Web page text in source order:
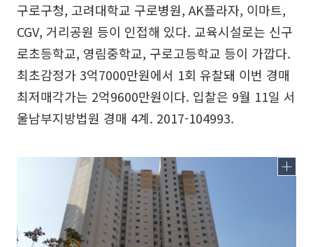
구로구청, 고려대학교 구로병원, AK플라자, 이마트,
CGV, 거리공원 등이 인접해 있다. 교육시설로는 신구
로초등학교, 영림중학교, 구로고등학교 등이 가깝다.
최초감정가 3억7000만원에서 1회 유찰돼 이번 경매
최저매각가는 2억9600만원이다. 입찰은 9월 11일 서
울남부지방법원 경매 4계. 2017-104993.